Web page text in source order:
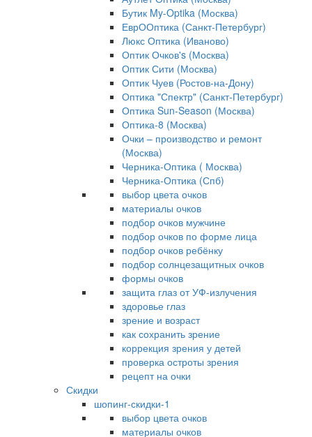
Бутик My-Optika (Москва)
ЕврООптика (Санкт-Петербург)
Люкс Оптика (Иваново)
Оптик Очков's (Москва)
Оптик Сити (Москва)
Оптик Чуев (Ростов-на-Дону)
Оптика "Спектр" (Санкт-Петербург)
Оптика Sun-Season (Москва)
Оптика-8 (Москва)
Очки – производство и ремонт
(Москва)
Черника-Оптика ( Москва)
Черника-Оптика (Спб)
выбор цвета очков
материалы очков
подбор очков мужчине
подбор очков по форме лица
подбор очков ребёнку
подбор солнцезащитных очков
формы очков
защита глаз от УФ-излучения
здоровье глаз
зрение и возраст
как сохранить зрение
коррекция зрения у детей
проверка остроты зрения
рецепт на очки
Скидки
шопинг-скидки-1
выбор цвета очков
материалы очков